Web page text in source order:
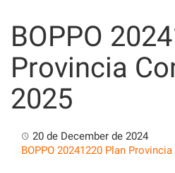
content
BOPPO
Provincia
2025
20 de December de 2024
BOPPO 20241220 Plan